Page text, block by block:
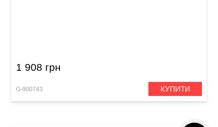
1 908 грн
G-900743 КУПИТИ